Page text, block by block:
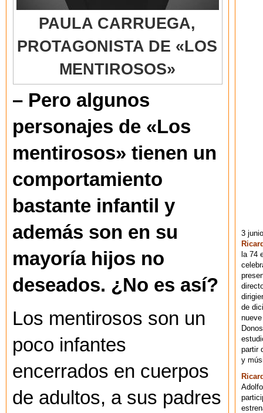
PAULA CARRUEGA,
PROTAGONISTA DE «LOS
MENTIROSOS»
– Pero algunos
personajes de «Los
mentirosos» tienen un
comportamiento
bastante infantil y
además son en su
mayoría hijos no
deseados. ¿No es así?
Los mentirosos son un
poco infantes
encerrados en cuerpos
de adultos, a sus padres
3
la 74
de
partir
y